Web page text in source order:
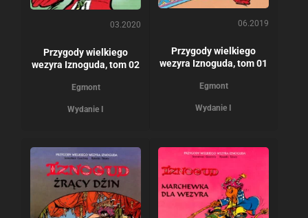
03.2020
Przygody wielkiego
wezyra Iznoguda, tom 02
Egmont
Wydanie I
06.2019
Przygody wielkiego
wezyra Iznoguda, tom 01
Egmont
Wydanie I